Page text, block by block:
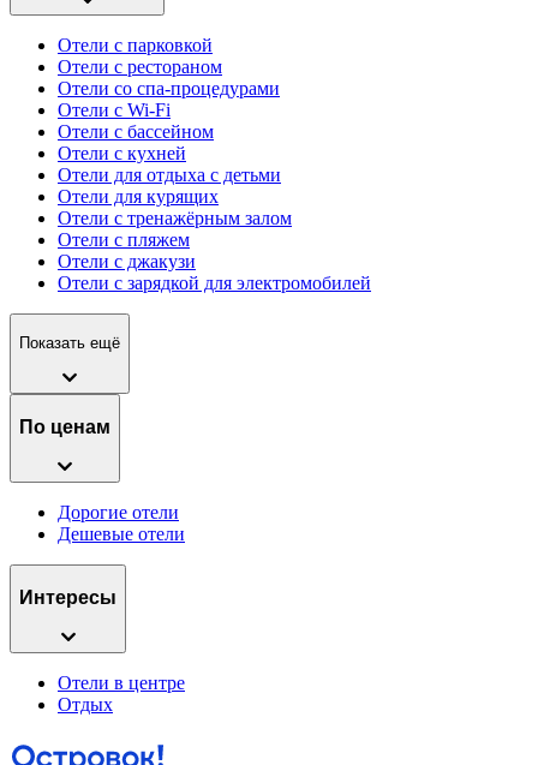
Отели с парковкой
Отели с рестораном
Отели со спа-процедурами
Отели с Wi-Fi
Отели с бассейном
Отели с кухней
Отели для отдыха с детьми
Отели для курящих
Отели с тренажёрным залом
Отели с пляжем
Отели с джакузи
Отели с зарядкой для электромобилей
Показать ещё
По ценам
Дорогие отели
Дешевые отели
Интересы
Отели в центре
Отдых